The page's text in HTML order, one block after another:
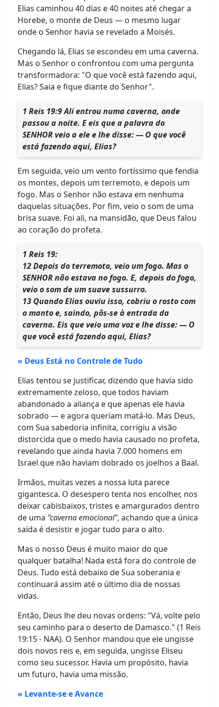
Elias caminhou 40 dias e 40 noites até chegar a
Horebe, o monte de Deus — o mesmo lugar
onde o Senhor havia se revelado a Moisés.
Chegando lá, Elias se escondeu em uma caverna.
Mas o Senhor o confrontou com uma pergunta
transformadora: "O que você está fazendo aqui,
Elias? Saia e fique diante do Senhor".
1 Reis 19:9 Ali entrou numa caverna, onde
passou a noite. E eis que a palavra do
SENHOR veio a ele e lhe disse: — O que você
está fazendo aqui, Elias?
Em seguida, veio um vento fortíssimo que fendia
os montes, depois um terremoto, e depois um
fogo. Mas o Senhor não estava em nenhuma
daquelas situações. Por fim, veio o som de uma
brisa suave. Foi ali, na mansidão, que Deus falou
ao coração do profeta.
1 Reis 19:
12 Depois do terremoto, veio um fogo. Mas o
SENHOR não estava no fogo. E, depois do fogo,
veio o som de um suave sussurro.
13 Quando Elias ouviu isso, cobriu o rosto com
o manto e, saindo, pôs-se à entrada da
caverna. Eis que veio uma voz e lhe disse: — O
que você está fazendo aqui, Elias?
» Deus Está no Controle de Tudo
Elias tentou se justificar, dizendo que havia sido
extremamente zeloso, que todos haviam
abandonado a aliança e que apenas ele havia
sobrado — e agora queriam matá-lo. Mas Deus,
com Sua sabedoria infinita, corrigiu a visão
distorcida que o medo havia causado no profeta,
revelando que ainda havia 7.000 homens em
Israel que não haviam dobrado os joelhos a Baal.
Irmãos, muitas vezes a nossa luta parece
gigantesca. O desespero tenta nos encolher, nos
deixar cabisbaixos, tristes e amargurados dentro
de uma "caverna emocional", achando que a única
saída é desistir e jogar tudo para o alto.
Mas o nosso Deus é muito maior do que
qualquer batalha! Nada está fora do controle de
Deus. Tudo está debaixo de Sua soberania e
continuará assim até o último dia de nossas
vidas.
Então, Deus lhe deu novas ordens: "Vá, volte pelo
seu caminho para o deserto de Damasco." (1 Reis
19:15 - NAA). O Senhor mandou que ele ungisse
dois novos reis e, em seguida, ungisse Eliseu
como seu sucessor. Havia um propósito, havia
um futuro, havia uma missão.
» Levante-se e Avance